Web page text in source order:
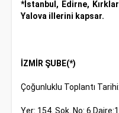
*İstanbul, Edirne,
Yalova illerini kapsar.
İZMİR ŞUBE(*)
Çoğunluklu Toplantı
Yer: 154. Sok. No: 6